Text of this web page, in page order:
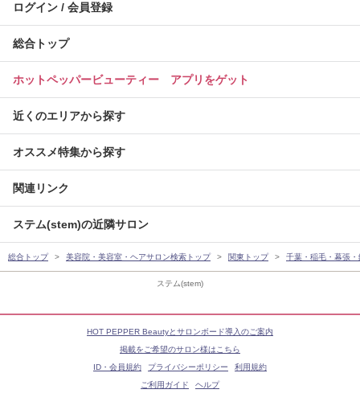
ステム(stem)
ログイン / 会員登録
総合トップ
ホットペッパービューティー アプリをゲット
近くのエリアから探す
オススメ特集から探す
関連リンク
ステム(stem)の近隣サロン
総合トップ 美容院・美容室・ヘアサロン検索トップ 関東トップ 千葉・稲毛・幕張
HOT PEPPER Beautyとサロンボード導入のご案内
掲載をご希望のサロン様はこちら
ID・会員規約
プライバシーポリシー
利用規約
ご利用ガイド
ヘルプ